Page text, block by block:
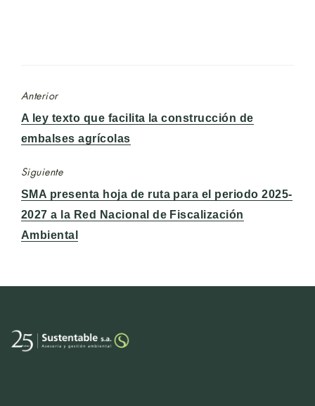
Anterior
Entrada
anterior:
A ley texto que facilita la construcción de
embalses agrícolas
Siguiente
Entrada
siguiente:
SMA presenta hoja de ruta para el periodo 2025-
2027 a la Red Nacional de Fiscalización
Ambiental